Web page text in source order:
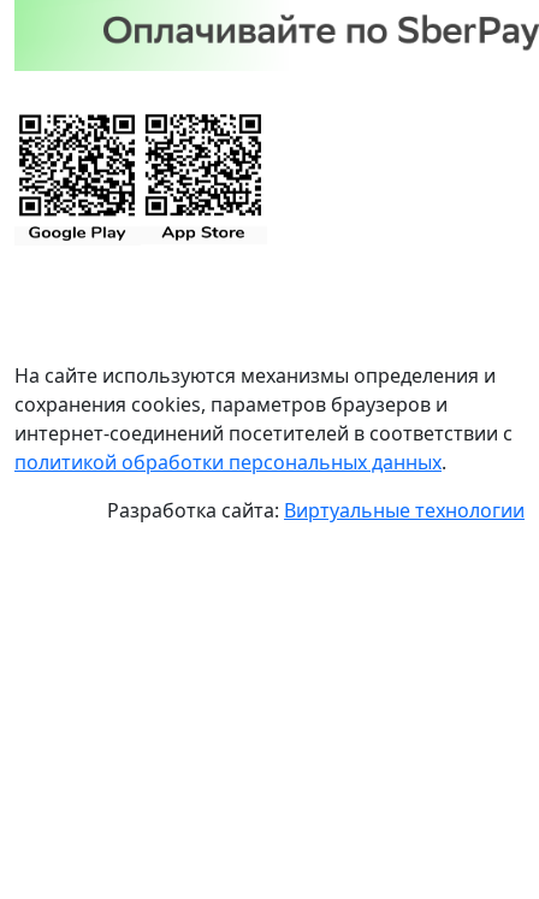
На сайте используются механизмы определения и
сохранения cookies, параметров браузеров и
интернет-соединений посетителей в соответствии с
политикой обработки персональных данных.
Разработка сайта: Виртуальные технологии